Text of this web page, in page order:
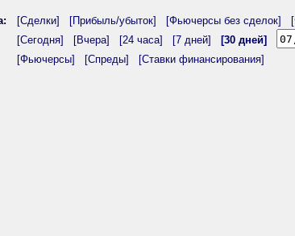
[Сделки] [Прибыль/убыток] [Фьючерсы без сделок]
[Сегодня] [Вчера] [24 часа] [7 дней]
[30 дней]
[Фьючерсы] [Спреды] [Ставки финансирования]